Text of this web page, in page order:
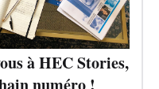
à HEC Stories,